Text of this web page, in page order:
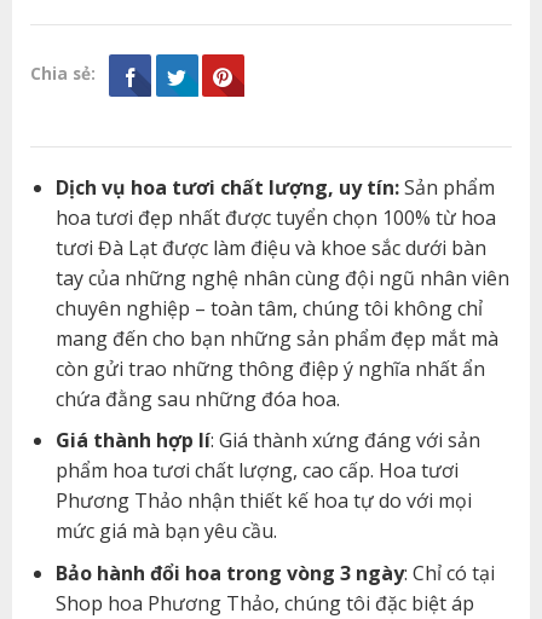
Chia sẻ:
Dịch vụ hoa tươi chất lượng, uy tín:Sản phẩm
hoa tươi đẹp nhất được tuyển chọn 100% từ hoa
tươi Đà Lạt được làm điệu và khoe sắc dưới bàn
tay của những nghệ nhân cùng đội ngũ nhân viên
chuyên nghiệp – toàn tâm, chúng tôi không chỉ
mang đến cho bạn những sản phẩm đẹp mắt mà
còn gửi trao những thông điệp ý nghĩa nhất ẩn
chứa đằng sau những đóa hoa.
Giá thành hợp lí: Giá thành xứng đáng với sản
phẩm hoa tươi chất lượng, cao cấp. Hoa tươi
Phương Thảo nhận thiết kế hoa tự do với mọi
mức giá mà bạn yêu cầu.
Bảo hành đổi hoa trong vòng 3 ngày: Chỉ có tại
Shop hoa Phương Thảo, chúng tôi đặc biệt áp